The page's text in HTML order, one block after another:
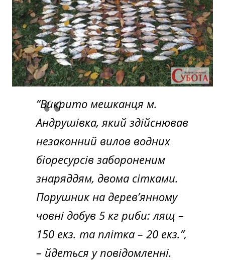
“Викрито мешканця м.
Андрушівка, який здійснював
незаконний вилов водних
біоресурсів забороненим
знаряддям, двома сітками.
Порушник на дерев’янному
човні добув 5 кг риби: лящ –
150 екз. та плітка – 20 екз.”,
– йдеться у повідомленні.